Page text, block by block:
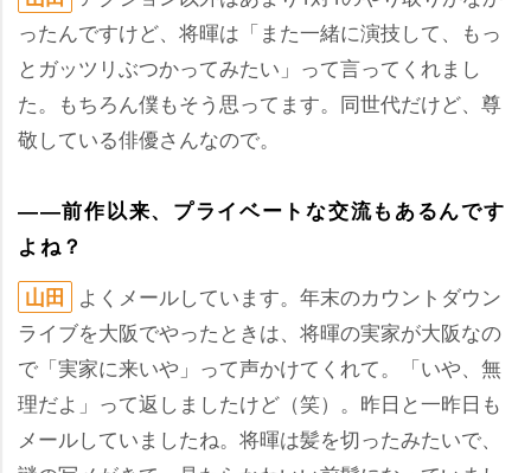
ったんですけど、将暉は「また一緒に演技して、もっ
とガッツリぶつかってみたい」って言ってくれまし
た。もちろん僕もそう思ってます。同世代だけど、尊
敬している俳優さんなので。
――前作以来、プライベートな交流もあるんです
よね？
山田
よくメールしています。年末のカウントダウン
ライブを大阪でやったときは、将暉の実家が大阪なの
で「実家に来いや」って声かけてくれて。「いや、無
理だよ」って返しましたけど（笑）。昨日と一昨日も
メールしていましたね。将暉は髪を切ったみたいで、